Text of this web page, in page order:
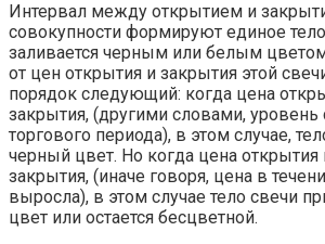
Интервал между открытием и
совокупности формируют единое
заливается черным или белым
от цен открытия и закрытия этой
порядок следующий: когда цена
закрытия, (другими словами, уровень
торгового периода), в этом случае,
черный цвет. Но когда цена
закрытия, (иначе говоря, цена в
выросла), в этом случае тело свечи
цвет или остается бесцветной.